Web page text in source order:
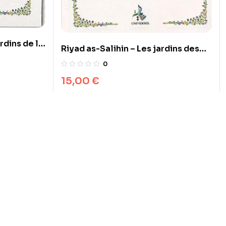
Riyad as-Salihin – Les jardins des
vertueux – Universel
0
15,00 €